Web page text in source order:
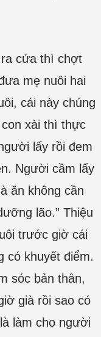
cửa thì chợt
mẹ nuôi hai
cái này chúng
xài thì thực
lấy rồi đem
Người cầm lấy
ăn không cần
lão.” Thiệu
trước giờ cái
có khuyết điểm.
sóc bản thân,
già rồi sao có
làm cho người